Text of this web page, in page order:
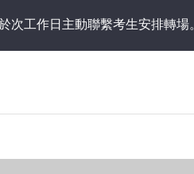
次工作日主動聯繫考生安排轉場。